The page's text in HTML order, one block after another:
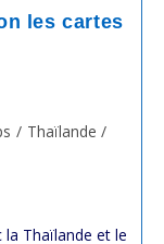
les cartes
/ Thaïlande /
Thaïlande et le